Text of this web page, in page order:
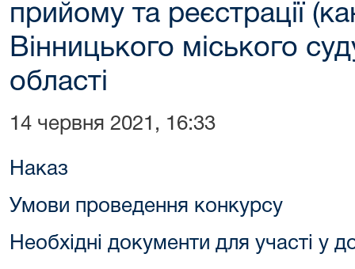
прийому та реєстрації
Вінницького міського
області
14 червня 2021, 16:33
Наказ
Умови проведення конкурсу
Необхідні документи для участі у